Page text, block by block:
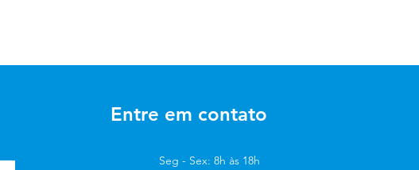
Entre em contato
Seg - Sex: 8h às 18h